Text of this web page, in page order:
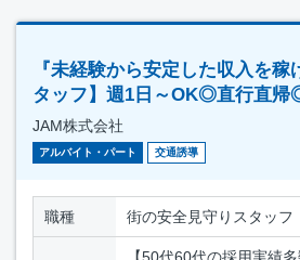
『未経験から安定した収入を稼
タッフ】週1日～OK◎直行直帰
JAM株式会社
アルバイト・パート 交通誘導
職種 街の安全見守りスタッフ